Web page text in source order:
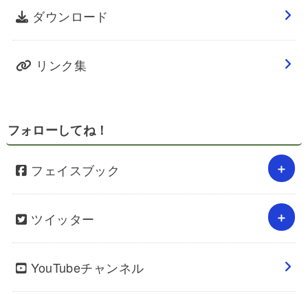
ダウンロード
リンク集
フォローしてね！
フェイスブック
ツイッター
YouTubeチャンネル